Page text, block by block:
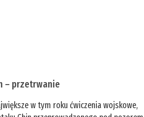
– przetrwanie
w tym roku ćwiczenia wojskowe,